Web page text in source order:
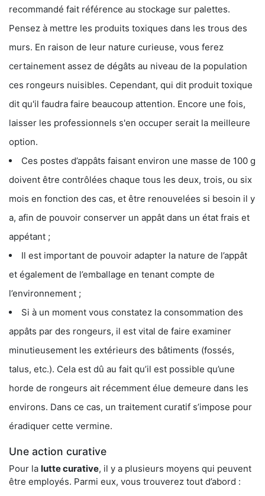
recommandé fait référence au stockage sur palettes.
Pensez à mettre les produits toxiques dans les trous des
murs. En raison de leur nature curieuse, vous ferez
certainement assez de dégâts au niveau de la population
ces rongeurs nuisibles. Cependant, qui dit produit toxique
dit qu'il faudra faire beaucoup attention. Encore une fois,
laisser les professionnels s'en occuper serait la meilleure
option.
Ces postes d’appâts faisant environ une masse de 100 g
doivent être contrôlées chaque tous les deux, trois, ou six
mois en fonction des cas, et être renouvelées si besoin il y
a, afin de pouvoir conserver un appât dans un état frais et
appétant ;
Il est important de pouvoir adapter la nature de l’appât
et également de l’emballage en tenant compte de
l’environnement ;
Si à un moment vous constatez la consommation des
appâts par des rongeurs, il est vital de faire examiner
minutieusement les extérieurs des bâtiments (fossés,
talus, etc.). Cela est dû au fait qu’il est possible qu’une
horde de rongeurs ait récemment élue demeure dans les
environs. Dans ce cas, un traitement curatif s’impose pour
éradiquer cette vermine.
Une action curative
Pour la lutte curative, il y a plusieurs moyens qui peuvent
être employés. Parmi eux, vous trouverez tout d’abord :